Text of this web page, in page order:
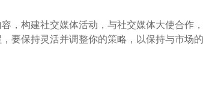
，构建社交媒体活动，与社交媒体大使合
要保持灵活并调整你的策略，以保持与市